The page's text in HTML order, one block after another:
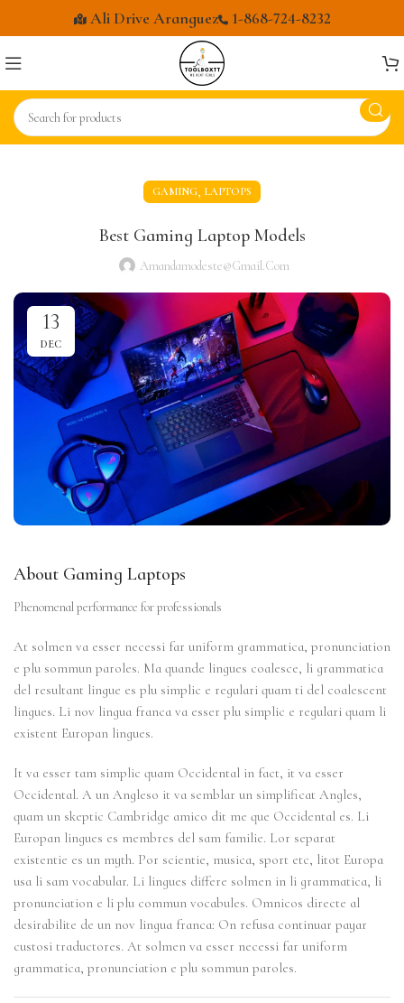
Ali Drive Aranguez 1-868-724-8232
GAMING, LAPTOPS
Best Gaming Laptop Models
Amandamodeste@gmail.com
13
DEC
About Gaming Laptops
Phenomenal performance for professionals
At solmen va esser necessi far uniform grammatica, pronunciation
e plu sommun paroles. Ma quande lingues coalesce, li grammatica
del resultant lingue es plu simplic e regulari quam ti del coalescent
lingues. Li nov lingua franca va esser plu simplic e regulari quam li
existent Europan lingues.
It va esser tam simplic quam Occidental in fact, it va esser
Occidental. A un Angleso it va semblar un simplificat Angles,
quam un skeptic Cambridge amico dit me que Occidental es. Li
Europan lingues es membres del sam familie. Lor separat
existentie es un myth. Por scientie, musica, sport etc, litot Europa
usa li sam vocabular. Li lingues differe solmen in li grammatica, li
pronunciation e li plu commun vocabules. Omnicos directe al
desirabilite de un nov lingua franca: On refusa continuar payar
custosi traductores. At solmen va esser necessi far uniform
grammatica, pronunciation e plu sommun paroles.